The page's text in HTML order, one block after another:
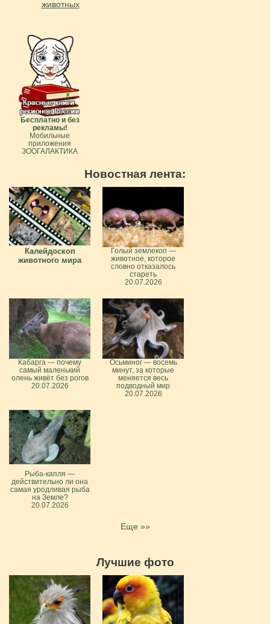
животных
Бесплатно и без
рекламы!
Мобильные
приложения
ЗООГАЛАКТИКА
Новостная лента:
Калейдоскоп
животного мира
Голый землекоп —
животное, которое
словно отказалось
стареть
20.07.2026
Кабарга — почему
самый маленький
олень живёт без рогов
20.07.2026
Осьминог — восемь
минут, за которые
меняется весь
подводный мир
20.07.2026
Рыба-капля —
действительно ли она
самая уродливая рыба
на Земле?
20.07.2026
Еще »»
Лучшие фото